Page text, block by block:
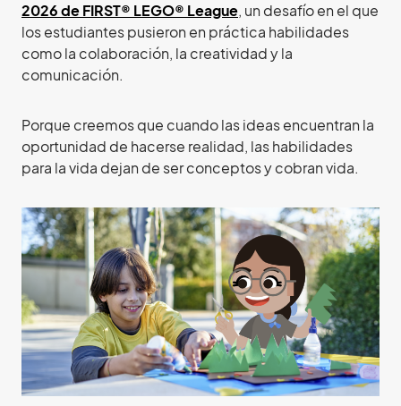
2026 de FIRST® LEGO® League, un desafío en el que
los estudiantes pusieron en práctica habilidades
como la colaboración, la creatividad y la
comunicación.
Porque creemos que cuando las ideas encuentran la
oportunidad de hacerse realidad, las habilidades
para la vida dejan de ser conceptos y cobran vida.